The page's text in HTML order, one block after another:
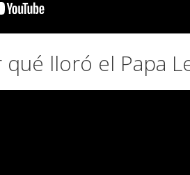
qué lloró el Papa